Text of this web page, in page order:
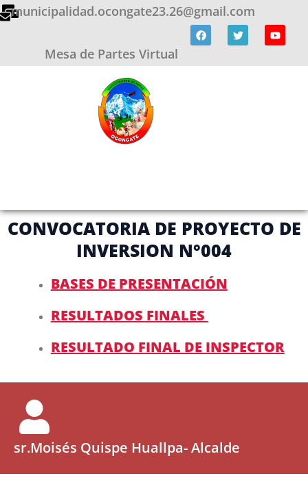
Ir
al
municipalidad.ocongate23.26@gmail.com
F
a
c
b
T
w
i
t
Y
o
u
u
Mesa de Partes Virtual
CONVOCATORIA DE PROYECTO DE
INVERSION N°004
BASES DE PRESENTACIÓN
RESULTADOS FINALES
RESULTADO FINAL DE INSPECTOR
sr.Moisés Quispe Huallpa- Alcalde